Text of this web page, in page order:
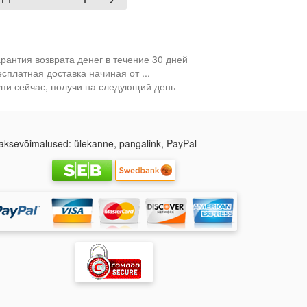
возврата денег в течение 30 дней
доставка начиная от ...
сейчас, получи на следующий день
ülekanne, pangalink, PayPal